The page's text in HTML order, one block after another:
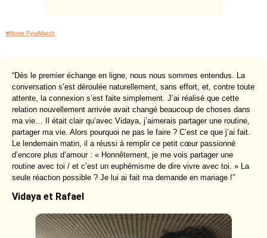
#Notre FyraMatch
“Dès le premier échange en ligne, nous nous sommes entendus. La
conversation s’est déroulée naturellement, sans effort, et, contre toute
attente, la connexion s’est faite simplement. J’ai réalisé que cette
relation nouvellement arrivée avait changé beaucoup de choses dans
ma vie… Il était clair qu’avec Vidaya, j’aimerais partager une routine,
partager ma vie. Alors pourquoi ne pas le faire ? C’est ce que j’ai fait.
Le lendemain matin, il a réussi à remplir ce petit cœur passionné
d’encore plus d’amour : « Honnêtement, je me vois partager une
routine avec toi / et c’est un euphémisme de dire vivre avec toi. » La
seule réaction possible ? Je lui ai fait ma demande en mariage !”
Vidaya et Rafael